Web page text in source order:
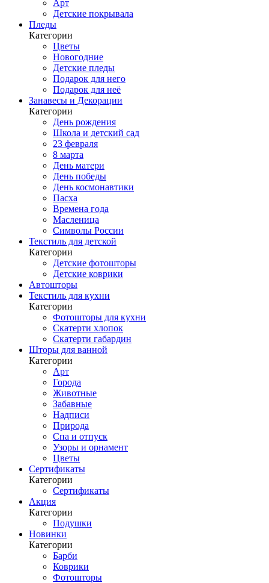
Арт
Детские покрывала
Пледы
Категории
Цветы
Новогодние
Детские пледы
Подарок для него
Подарок для неё
Занавесы и Декорации
Категории
День рождения
Школа и детский сад
23 февраля
8 марта
День матери
День победы
День космонавтики
Пасха
Времена года
Масленица
Символы России
Текстиль для детской
Категории
Детские фотошторы
Детские коврики
Автошторы
Текстиль для кухни
Категории
Фотошторы для кухни
Скатерти хлопок
Скатерти габардин
Шторы для ванной
Категории
Арт
Города
Животные
Забавные
Надписи
Природа
Спа и отпуск
Узоры и орнамент
Цветы
Сертификаты
Категории
Сертификаты
Акция
Категории
Подушки
Новинки
Категории
Барби
Коврики
Фотошторы